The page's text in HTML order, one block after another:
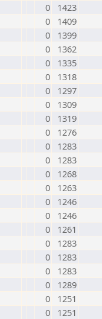
0
1423
0
1409
0
1399
0
1362
0
1335
0
1318
0
1297
0
1309
0
1319
0
1276
0
1283
0
1283
0
1268
0
1263
0
1246
0
1246
0
1261
0
1283
0
1283
0
1283
0
1289
0
1251
0
1251